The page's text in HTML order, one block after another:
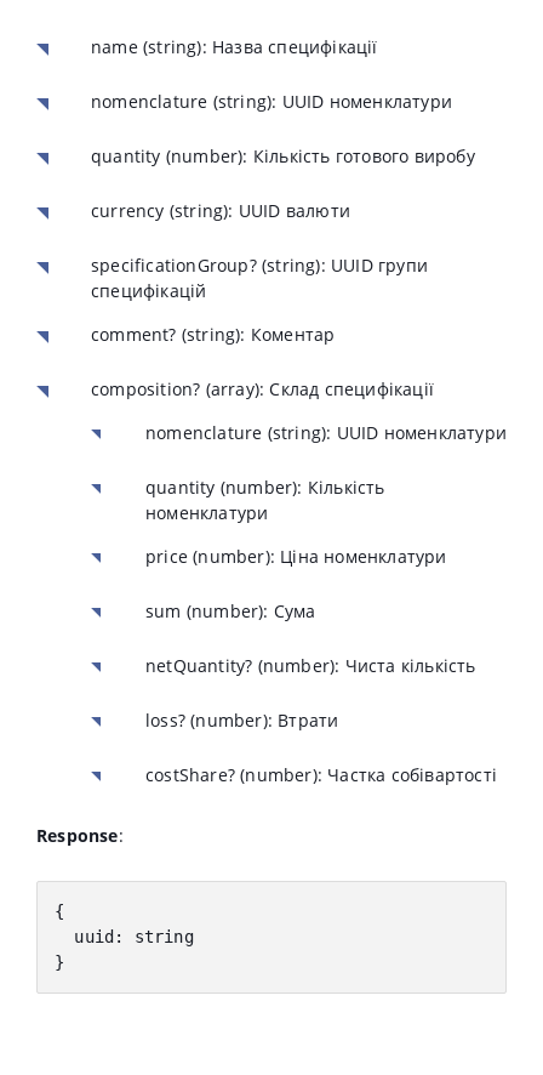
name (string): Назва специфікації
nomenclature (string): UUID номенклатури
quantity (number): Кількість готового виробу
currency (string): UUID валюти
specificationGroup? (string): UUID групи
специфікацій
comment? (string): Коментар
composition? (array): Склад специфікації
nomenclature (string): UUID номенклатури
quantity (number): Кількість
номенклатури
price (number): Ціна номенклатури
sum (number): Сума
netQuantity? (number): Чиста кількість
loss? (number): Втрати
costShare? (number): Частка собівартості
Response:
{
  uuid
:
string
}